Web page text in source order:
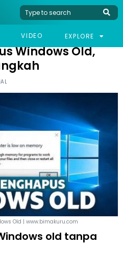
VIDEO EXPLORE
WINDOWS OLD, LANGKAH DEMI LANGKAH
Windows Old,
Old | www.bimakuru.com
old tanpa